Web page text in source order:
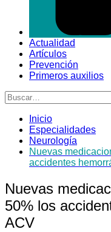
Actualidad
Artículos
Prevención
Primeros auxilios
Inicio
Especialidades
Neurología
Nuevas
accidentes
Nuevas
50% los
ACV